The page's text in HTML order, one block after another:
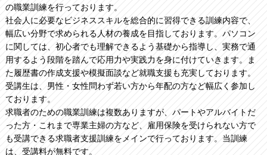
の職業訓練を行っております。
社会人に必要なビジネススキルを総合的に習得できる訓練内容で、
幅広い分野で求められる人材の養成を目指しております。パソコン
に関しては、初心者でも理解できるよう基礎から指導し、実務で通
用するよう段階を踏んで応用力や実践力を身に付けていきます。ま
た履歴書の作成支援や模擬面談など就職支援も充実しております。
受講生は、男性・女性問わず若い方から年配の方など幅広く参加し
ております。
求職者のための職業訓練は複数ありますが、パートやアルバイトだ
った方・これまで専業主婦の方など、雇用保険を受けられない方で
も受講できる求職者支援訓練をメインで行っております。当訓練
は、受講料が無料です。